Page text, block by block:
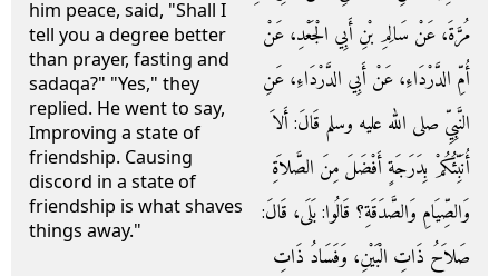
him peace, said, "Shall I
tell you a degree better
than prayer, fasting and
sadaqa?" "Yes," they
replied. He went to say,
Improving a state of
friendship. Causing
discord in a state of
friendship is what shaves
things away."
مُرَّةَ، عَنْ سَالِمِ بْنِ أَبِي الْجَعْدِ، عَنْ
أُمِّ الدَّرْدَاءِ، عَنْ أَبِي الدَّرْدَاءِ، عَنِ
النَّبِيِّ صلى الله عليه وسلم قَالَ‏:‏ أَلاَ
أُنَبِّئُكُمْ بِدَرَجَةٍ أَفْضَلَ مِنَ الصَّلاَةِ
وَالصِّيَامِ وَالصَّدَقَةِ‏؟‏ قَالُوا‏:‏ بَلَى، قَالَ‏:‏
صَلاَحُ ذَاتِ الْبَيْنِ، وَفَسَادُ ذَاتِ